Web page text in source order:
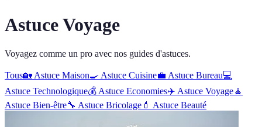
Astuce Voyage
Voyagez comme un pro avec nos guides d'astuces.
Tous🏡 Astuce Maison🍳 Astuce Cuisine💼 Astuce Bureau💻
Astuce Technologique💰 Astuce Economies✈️ Astuce Voyage🧘
Astuce Bien-être🔧 Astuce Bricolage 💄 Astuce Beauté